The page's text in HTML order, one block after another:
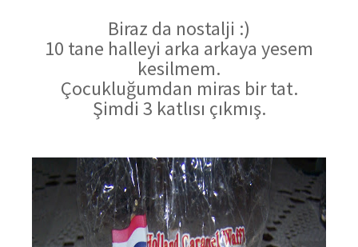
Biraz da nostalji :)
10 tane halleyi arka arkaya yesem
kesilmem.
Çocukluğumdan miras bir tat.
Şimdi 3 katlısı çıkmış.